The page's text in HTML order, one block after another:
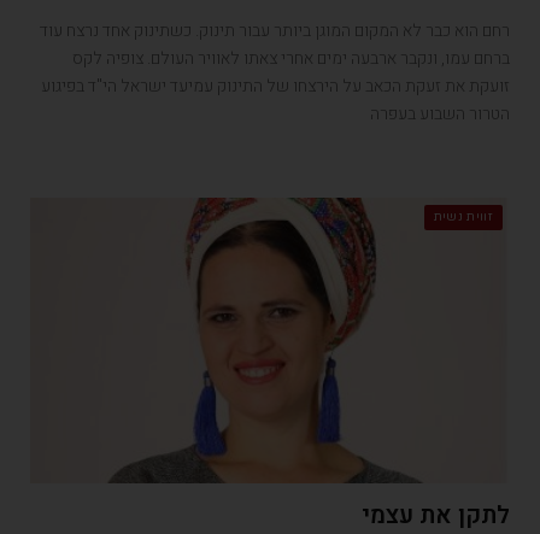
רחם הוא כבר לא המקום המוגן ביותר עבור תינוק. כשתינוק אחד נרצח עוד
ברחם עמו, ונקבר ארבעה ימים אחרי צאתו לאוויר העולם. צופיה לקס
זועקת את זעקת הכאב על הירצחו של התינוק עמיעד ישראל הי"ד בפיגוע
הטרור השבוע בעפרה
זווית נשית
לתקן את עצמי